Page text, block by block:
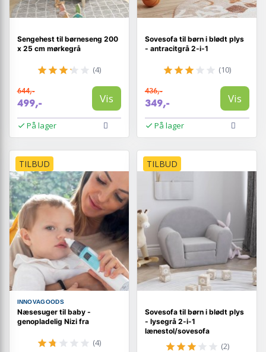
Sengehest til børneseng 200
x 25 cm mørkegrå
(4)
644,-
499,- Vis
På lager
Sovesofa til børn i blødt plys
- antracitgrå 2‑i‑1
(10)
436,-
349,- Vis
På lager
TILBUD
INNOVAGOODS
Næsesuger til baby -
genopladelig Nizi fra
(4)
TILBUD
Sovesofa til børn i blødt plys
- lysegrå 2-i-1
lænestol/sovesofa
(2)